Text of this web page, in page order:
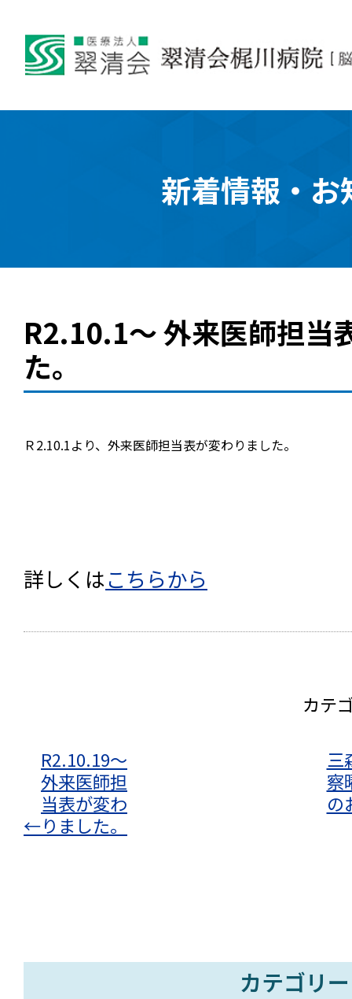
新着情報・お
R2.10.1～ 外来医師担当
た。
Ｒ2.10.1より、外来医師担当表が変わりました。
詳しくはこちらから
カテ
←
R2.10.19～
外来医師担
当表が変わ
りました。
三
察
の
カテゴリー